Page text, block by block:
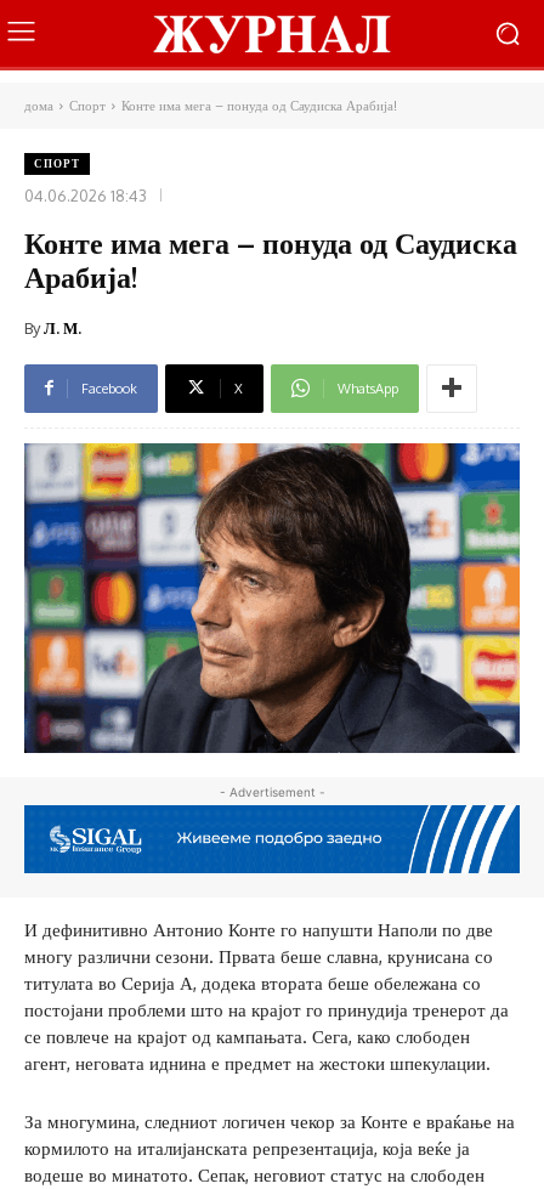
дома Спорт Конте има мега – понуда од Саудиска Арабија!
СПОРТ
04.06.2026 18:43
Конте има мега – понуда од Саудиска
Арабија!
ByЛ. М.
Facebook X WhatsApp
- Advertisement -
И дефинитивно Антонио Конте го напушти Наполи по две
многу различни сезони. Првата беше славна, крунисана со
титулата во Серија А, додека втората беше обележана со
постојани проблеми што на крајот го принудија тренерот да
се повлече на крајот од кампањата. Сега, како слободен
агент, неговата иднина е предмет на жестоки шпекулации.
За многумина, следниот логичен чекор за Конте е враќање на
кормилото на италијанската репрезентација, која веќе ја
водеше во минатото. Сепак, неговиот статус на слободен